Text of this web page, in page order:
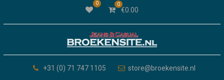
0 0
€0.00
+31 (0) 71 747 1105 store@broekensite.nl